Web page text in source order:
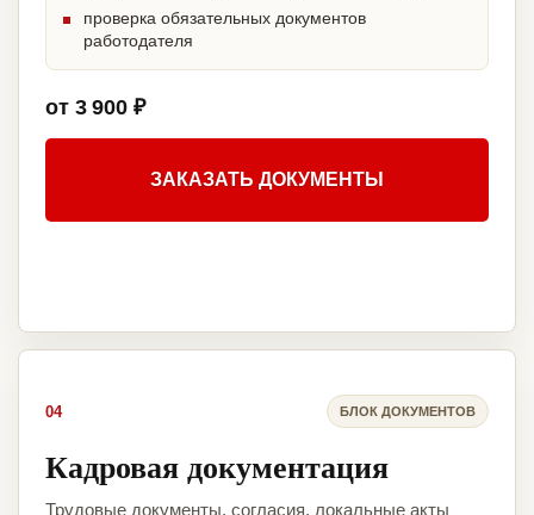
проверка обязательных документов
работодателя
от 3 900 ₽
ЗАКАЗАТЬ ДОКУМЕНТЫ
04 БЛОК ДОКУМЕНТОВ
Кадровая документация
Трудовые документы, согласия, локальные акты